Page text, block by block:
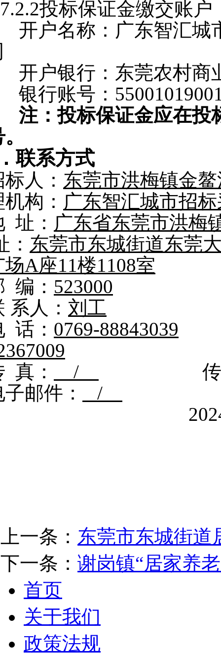
7.2.2投标保证金缴交账户
开户名称：广东智汇城
开户银行：东莞农村商
银行账号：
注：投标保证金应在投
联系方式
人： 东莞市洪梅镇金
构： 广东智汇城市招
址： 广东省东莞市洪梅
东莞市东城街道东莞
场A座11楼1108室
编： 523000
系人： 刘工
话： 0769-88843039
真：
/
传
邮件：
/
年 12
上一条： 东莞市东城街道
下一条： 谢岗镇“居家养
首页
关于我们
政策法规